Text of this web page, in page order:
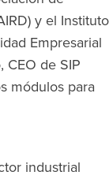
y el Instituto
Empresarial
CEO de SIP
módulos para
industrial